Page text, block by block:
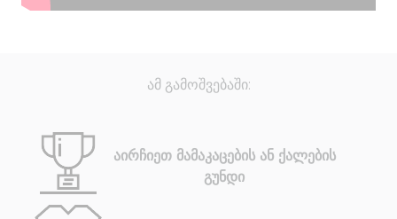
ამ გამოშვებაში:
აირჩიეთ მამაკაცების ან ქალების
გუნდი